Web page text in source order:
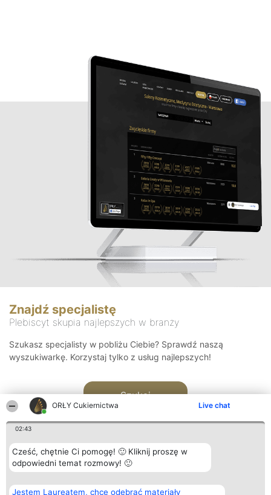
ORŁY Cukiernictwa Live chat
02:43
Cześć, chętnie Ci pomogę! 🙂 Kliknij proszę w
odpowiedni temat rozmowy! 🙂
Jestem Laureatem, chcę odebrać materiały
Znajdź specjalistę
Plebiscyt skupia najlepszych w branży
Szukasz specjalisty w pobliżu Ciebie? Sprawdź naszą
wyszukiwarkę. Korzystaj tylko z usług najlepszych!
Szukaj
Organizator plebiscytu
Bright Side Solutions sp. z o.
Plebiscyt
Laureaci
Kontakt
Kontakt